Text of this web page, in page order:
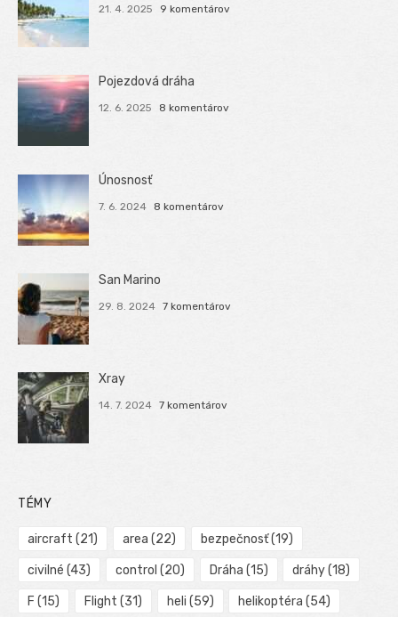
21. 4. 2025 9 komentárov
Pojezdová dráha
12. 6. 2025 8 komentárov
Únosnosť
7. 6. 2024 8 komentárov
San Marino
29. 8. 2024 7 komentárov
Xray
14. 7. 2024 7 komentárov
TÉMY
aircraft (21) area (22) bezpečnosť(19)
civilné (43) control (20) Dráha (15) dráhy(18)
F (15) Flight (31) heli (59) helikoptéra (54)